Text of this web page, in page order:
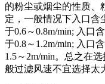
的粉尘或烟尘的性质、
定，一般情况下入口含
于0.6～0.8m/min; 入口
于0.8～1.2m/min; 入口
1.5～2m/min。总之在
般过滤风速不宜选择太